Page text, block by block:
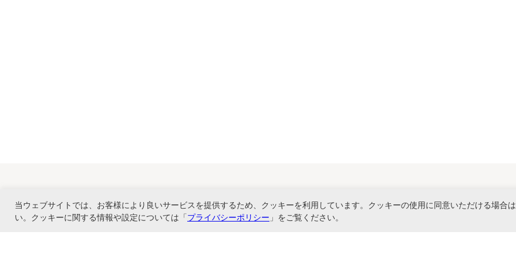
関連サービス
当ウェブサイトでは、お客様により良いサービスを提供するため、クッキーを利用しています。クッキーの使用に同意いただける場合
い。クッキーに関する情報や設定については「プライバシーポリシー 」をご覧ください。